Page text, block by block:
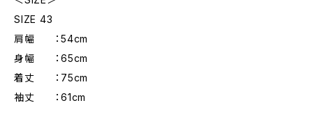
SIZE 43
肩幅 ：54cm
身幅 ：65cm
着丈 ：75cm
袖丈 ：61cm